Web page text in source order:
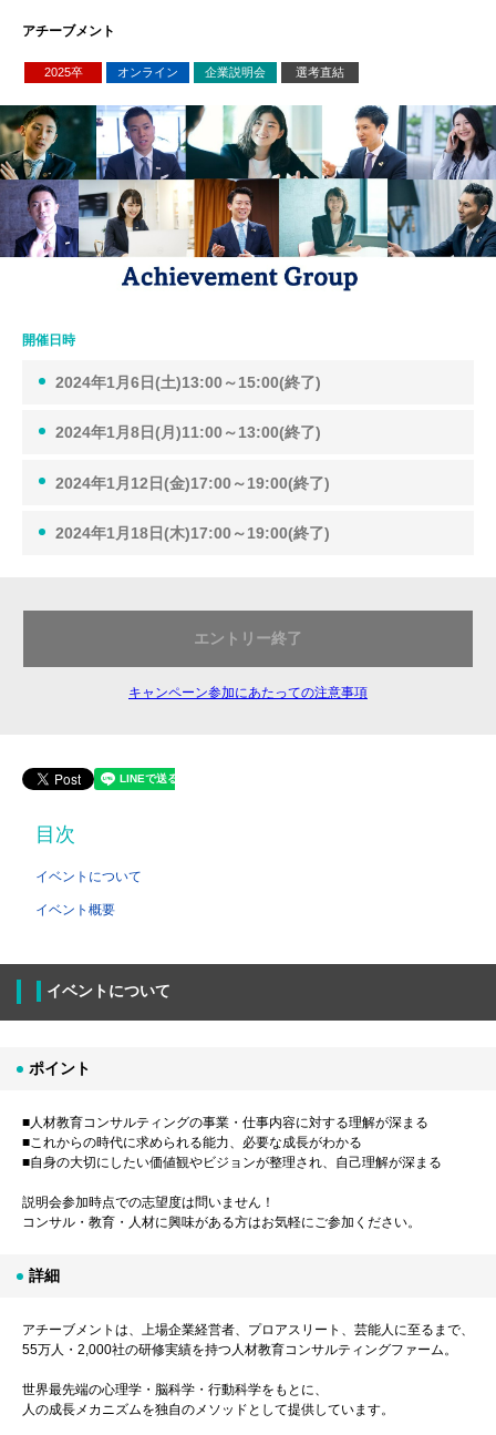
アチーブメント
2025卒 オンライン 企業説明会 選考直結
開催日時
2024年1月6日(土)13:00～15:00(終了)
2024年1月8日(月)11:00～13:00(終了)
2024年1月12日(金)17:00～19:00(終了)
2024年1月18日(木)17:00～19:00(終了)
エントリー終了
キャンペーン参加にあたっての注意事項
目次
イベントについて
イベント概要
イベントについて
ポイント
■人材教育コンサルティングの事業・仕事内容に対する理解が深まる
■これからの時代に求められる能力、必要な成長がわかる
■自身の大切にしたい価値観やビジョンが整理され、自己理解が深まる
説明会参加時点での志望度は問いません！
コンサル・教育・人材に興味がある方はお気軽にご参加ください。
詳細
アチーブメントは、上場企業経営者、プロアスリート、芸能人に至るまで、
55万人・2,000社の研修実績を持つ人材教育コンサルティングファーム。
世界最先端の心理学・脳科学・行動科学をもとに、
人の成長メカニズムを独自のメソッドとして提供しています。